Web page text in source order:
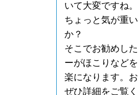
いて大変ですね
ちょっと気が重
か？
そこでお勧めし
ーがほこりなど
楽になります。
ぜひ詳細をご覧